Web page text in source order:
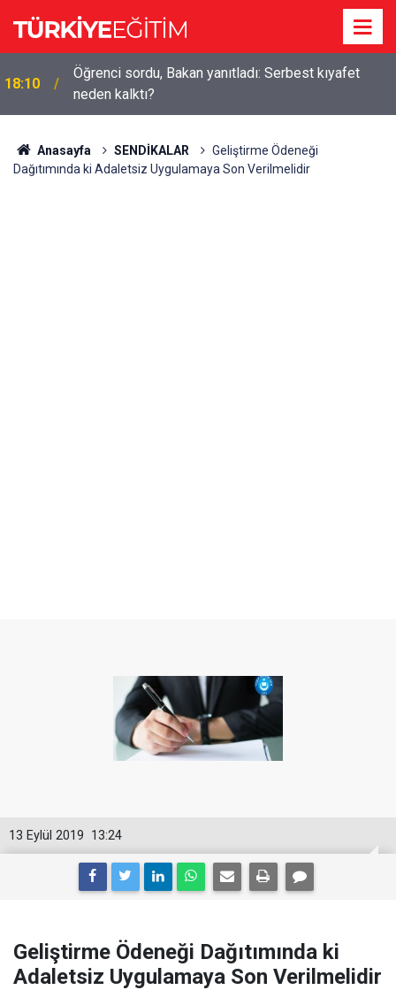
18:10
Öğrenci sordu, Bakan yanıtladı: Serbest kıyafet
neden kalktı?
Anasayfa SENDİKALAR
Geliştirme Ödeneği
Dağıtımında ki Adaletsiz Uygulamaya Son Verilmelidir
13:24
13 Eylül 2019
Geliştirme Ödeneği Dağıtımında ki
Adaletsiz Uygulamaya Son Verilmelidir